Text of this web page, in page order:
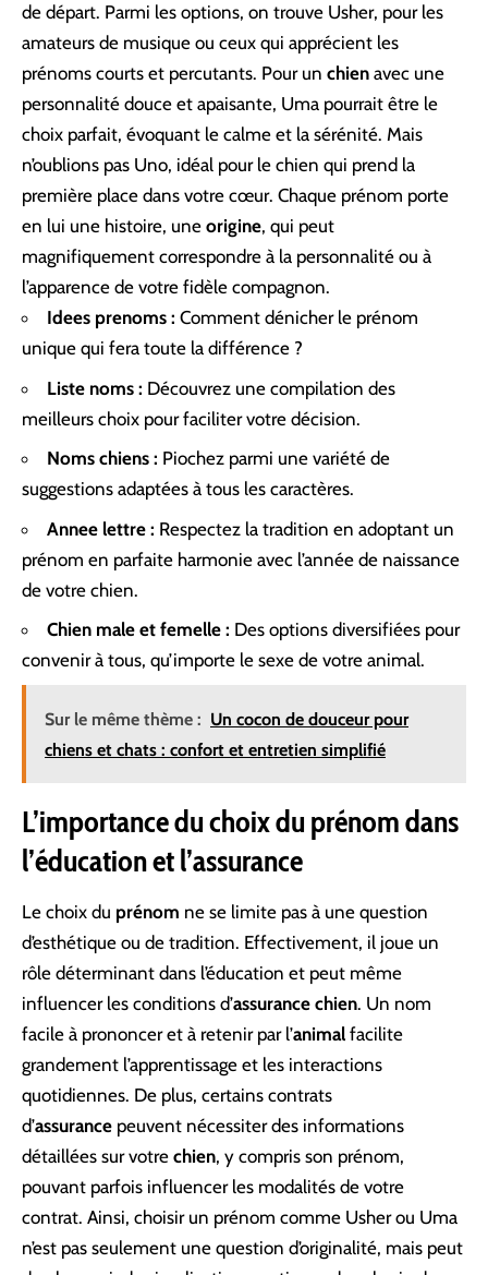
de départ. Parmi les options, on trouve Usher, pour les
amateurs de musique ou ceux qui apprécient les
prénoms courts et percutants. Pour un chien avec une
personnalité douce et apaisante, Uma pourrait être le
choix parfait, évoquant le calme et la sérénité. Mais
n’oublions pas Uno, idéal pour le chien qui prend la
première place dans votre cœur. Chaque prénom porte
en lui une histoire, une origine, qui peut
magnifiquement correspondre à la personnalité ou à
l’apparence de votre fidèle compagnon.
Idees prenoms : Comment dénicher le prénom
unique qui fera toute la différence ?
Liste noms : Découvrez une compilation des
meilleurs choix pour faciliter votre décision.
Noms chiens : Piochez parmi une variété de
suggestions adaptées à tous les caractères.
Annee lettre : Respectez la tradition en adoptant un
prénom en parfaite harmonie avec l’année de naissance
de votre chien.
Chien male et femelle : Des options diversifiées pour
convenir à tous, qu’importe le sexe de votre animal.
Sur le même thème : Un cocon de douceur pour
chiens et chats : confort et entretien simplifié
L’importance du choix du prénom dans
l’éducation et l’assurance
Le choix du prénom ne se limite pas à une question
d’esthétique ou de tradition. Effectivement, il joue un
rôle déterminant dans l’éducation et peut même
influencer les conditions d’assurance chien. Un nom
facile à prononcer et à retenir par l’animal facilite
grandement l’apprentissage et les interactions
quotidiennes. De plus, certains contrats
d’assurance peuvent nécessiter des informations
détaillées sur votre chien, y compris son prénom,
pouvant parfois influencer les modalités de votre
contrat. Ainsi, choisir un prénom comme Usher ou Uma
n’est pas seulement une question d’originalité, mais peut